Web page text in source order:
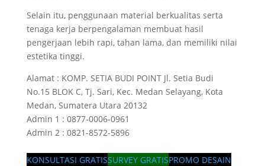
Selain itu, penggunaan material berkualitas serta
tenaga kerja berpengalaman membuat hasil
pengerjaan lebih rapi, tahan lama, dan memiliki nilai
estetika tinggi.
Alamat : KOMP. SETIA BUDI POINT Jl. Setia Budi
No.15 BLOK C, Tj. Sari, Kec. Medan Selayang, Kota
Medan, Sumatera Utara 20132
Admin 1 : 0877-0006-0961
Admin 2 : 0821-8572-5896
KONSULTASI GRATISSURVEY GRATISPROMO DESAIN